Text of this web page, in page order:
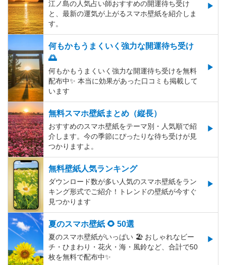
江ノ島の人気占い師おすすめの開運待ち受け
と、最新の運気が上がるスマホ壁紙を紹介しま
す。
何もかもうまくいく強力な開運待ち受け
🌅
何もかもうまくいく強力な開運待ち受けを無料
配布中✨️ 本当に効果があった口コミも掲載して
います
無料スマホ壁紙まとめ（縦長）
おすすめのスマホ壁紙をテーマ別・人気順で紹
介します。今の季節にぴったりな待ち受けが見
つかりますよ。
無料壁紙人気ランキング
ダウンロード数が多い人気のスマホ壁紙をラン
キング形式でご紹介！トレンドの壁紙が今すぐ
見つかります
夏のスマホ壁紙 🌻 50選
夏のスマホ壁紙がいっぱい 🏖 おしゃれなビー
チ・ひまわり・花火・海・風鈴など、合計で50
枚を無料で配布中✨